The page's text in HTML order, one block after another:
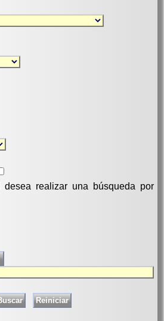
realizar una búsqueda por